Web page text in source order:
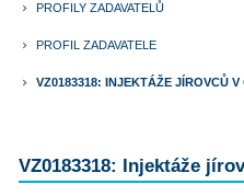
keyboard_arrow_right PROFILY ZADAVATELŮ
keyboard_arrow_right PROFIL ZADAVATELE
keyboard_arrow_right VZ0183318: INJEKTÁŽE JÍROVCŮ V
VZ0183318: Injektáže